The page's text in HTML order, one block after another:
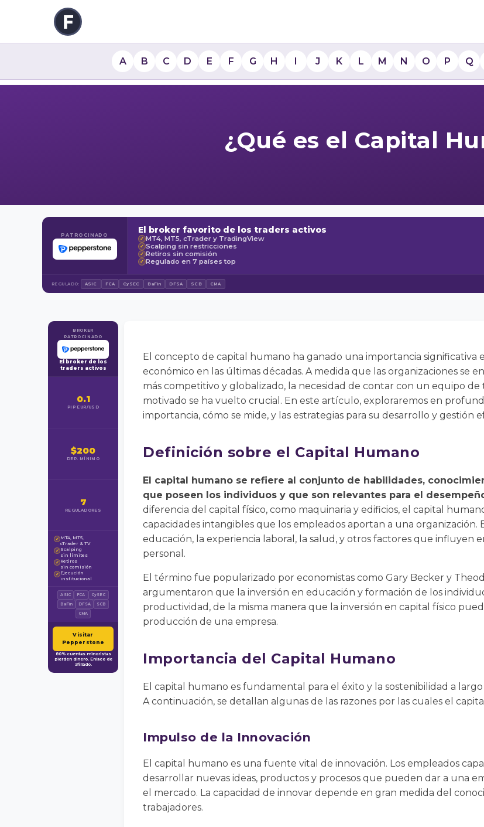
A B C D E F G H I J K L M N O P Q
¿Qué es el Capital
PATROCINADO El broker favorito de los traders activos
✓ MT4, MT5, cTrader y TradingView
✓ Scalping sin restricciones
✓ Retiros sin comisión
✓ Regulado en 7 países top
REGULADO: ASIC FCA CySEC BaFin DFSA SCB CMA
BROKER
PATROCINADO
El broker de los
traders activos
0.1
PIP EUR/USD
$200
DEP. MÍNIMO
7
REGULADORES
✓ MT4, MT5,
cTrader & TV
✓ Scalping
sin límites
✓ Retiros
sin comisión
✓ Ejecución
institucional
ASIC FCA
CySEC
BaFin
DFSA
SCB
CMA
Visitar
Pepperstone
80% cuentas minoristas
pierden dinero. Enlace de
afiliado.
El concepto de capital humano ha ganado una importancia significativa
económico en las últimas décadas. A medida que las organizaciones se
más competitivo y globalizado, la necesidad de contar con un equipo
motivado se ha vuelto crucial. En este artículo, exploraremos en
importancia, cómo se mide, y las estrategias para su desarrollo y gestión
Definición sobre el Capital Humano
El capital humano se refiere al conjunto de habilidades,
que poseen los individuos y que son relevantes para el
diferencia del capital físico, como maquinaria y edificios, el capital
capacidades intangibles que los empleados aportan a una organización.
educación, la experiencia laboral, la salud, y otros factores que influyen
personal.
El término fue popularizado por economistas como Gary Becker y
argumentaron que la inversión en educación y formación de los
productividad, de la misma manera que la inversión en capital físico
producción de una empresa.
Importancia del Capital Humano
El capital humano es fundamental para el éxito y la sostenibilidad a
A continuación, se detallan algunas de las razones por las cuales el
Impulso de la Innovación
El capital humano es una fuente vital de innovación. Los empleados
desarrollar nuevas ideas, productos y procesos que pueden dar a una
el mercado. La capacidad de innovar depende en gran medida del
trabajadores.